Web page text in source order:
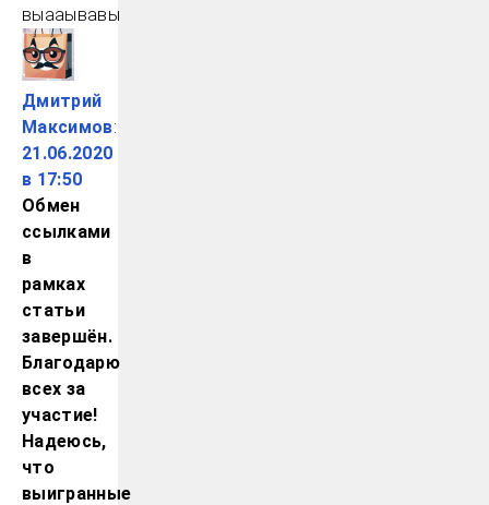
выааывавы
Дмитрий
Максимов:
21.06.2020
в 17:50
Обмен
ссылками
в
рамках
статьи
завершён.
Благодарю
всех за
участие!
Надеюсь,
что
выигранные